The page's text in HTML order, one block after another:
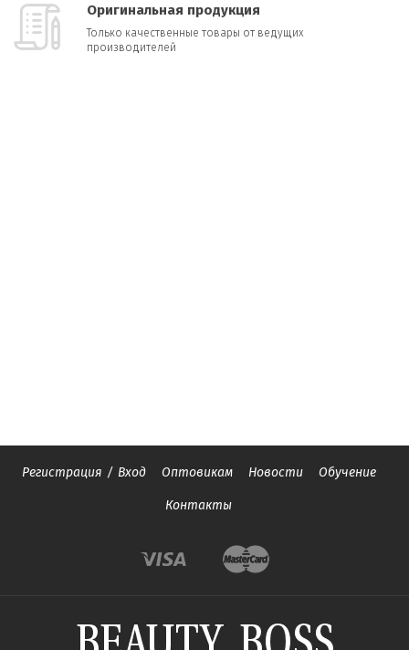
Оригинальная продукция
Только качественные товары от ведущих
производителей
Регистрация / Вход Оптовикам Новости Обучение
Контакты